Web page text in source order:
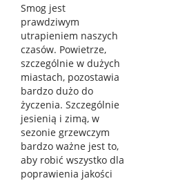
Smog jest
prawdziwym
utrapieniem naszych
czasów. Powietrze,
szczególnie w dużych
miastach, pozostawia
bardzo dużo do
życzenia. Szczególnie
jesienią i zimą, w
sezonie grzewczym
bardzo ważne jest to,
aby robić wszystko dla
poprawienia jakości